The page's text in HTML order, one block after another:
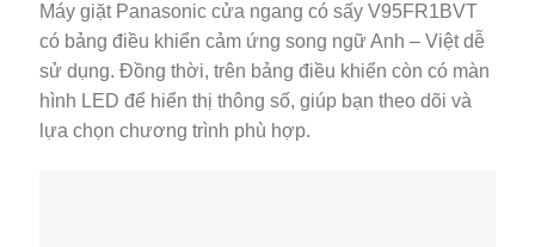
Máy giặt Panasonic cửa ngang có sấy V95FR1BVT
có bảng điều khiển cảm ứng song ngữ Anh – Việt dễ
sử dụng. Đồng thời, trên bảng điều khiển còn có màn
hình LED để hiển thị thông số, giúp bạn theo dõi và
lựa chọn chương trình phù hợp.